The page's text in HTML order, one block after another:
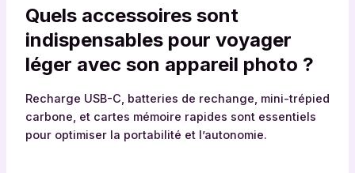
Quels accessoires sont
indispensables pour voyager
léger avec son appareil photo ?
Recharge USB-C, batteries de rechange, mini-trépied
carbone, et cartes mémoire rapides sont essentiels
pour optimiser la portabilité et l’autonomie.